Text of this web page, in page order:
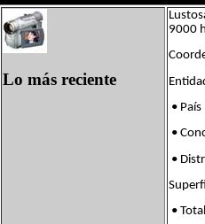
Lo más reciente
9000
•
•
•
•